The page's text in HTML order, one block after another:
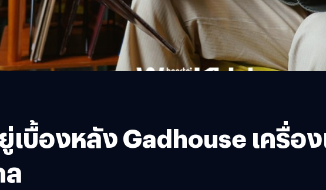
บื้องหลัง Gadhouse เครื่อ